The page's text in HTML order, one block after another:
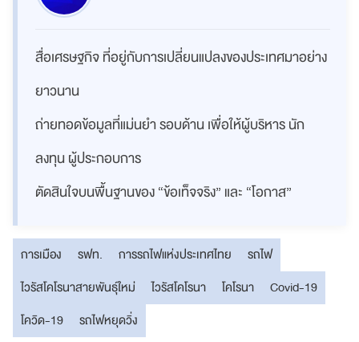
สื่อเศรษฐกิจ ที่อยู่กับการเปลี่ยนแปลงของประเทศมาอย่าง
ยาวนาน
ถ่ายทอดข้อมูลที่แม่นยำ รอบด้าน เพื่อให้ผู้บริหาร นัก
ลงทุน ผู้ประกอบการ
ตัดสินใจบนพื้นฐานของ “ข้อเท็จจริง” และ “โอกาส”
การเมือง รฟท. การรถไฟแห่งประเทศไทย
รถไฟ
ไวรัสโคโรนาสายพันธุ์ใหม่
ไวรัสโคโรนา โคโรนา
Covid-19
โควิด-19
รถไฟหยุดวิ่ง